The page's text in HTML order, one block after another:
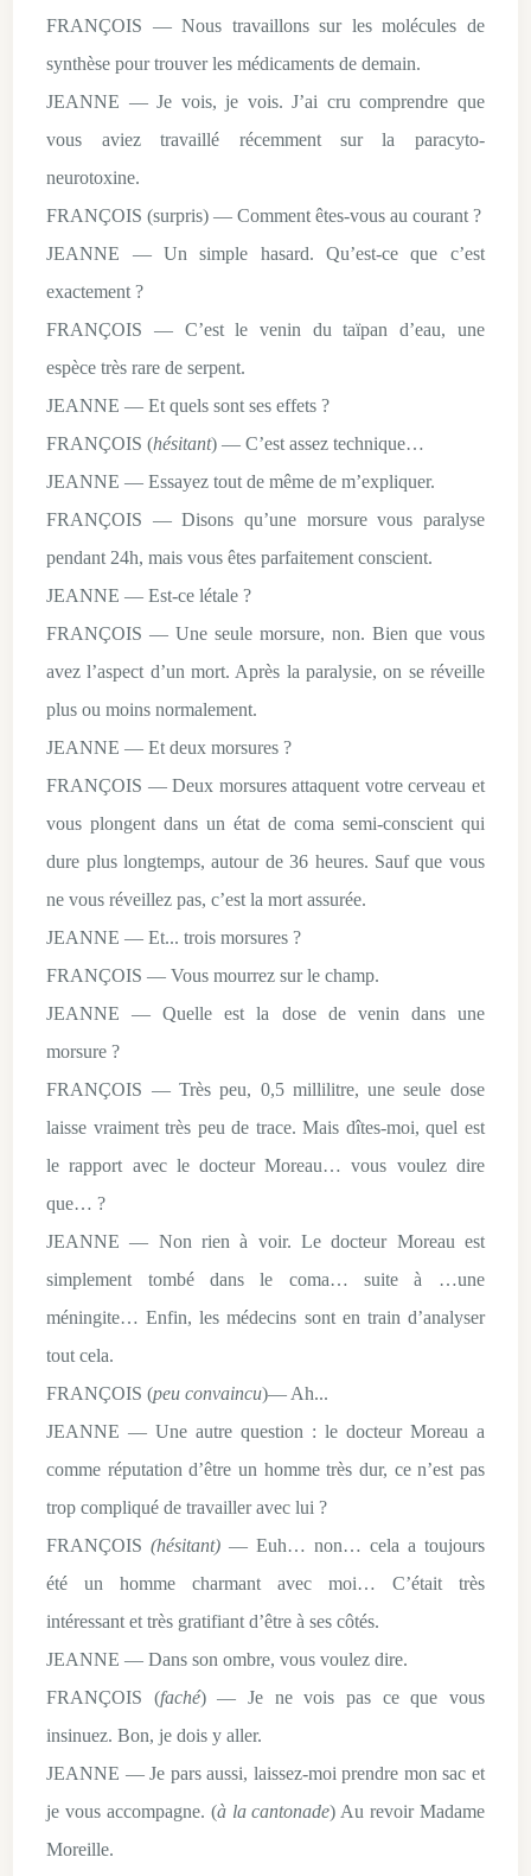
FRANÇOIS — Nous travaillons sur les molécules de
synthèse pour trouver les médicaments de demain.
JEANNE — Je vois, je vois. J’ai cru comprendre que
vous aviez travaillé récemment sur la paracyto-
neurotoxine.
FRANÇOIS (surpris) — Comment êtes-vous au courant ?
JEANNE — Un simple hasard. Qu’est-ce que c’est
exactement ?
FRANÇOIS — C’est le venin du taïpan d’eau, une
espèce très rare de serpent.
JEANNE — Et quels sont ses effets ?
FRANÇOIS (hésitant) — C’est assez technique…
JEANNE — Essayez tout de même de m’expliquer.
FRANÇOIS — Disons qu’une morsure vous paralyse
pendant 24h, mais vous êtes parfaitement conscient.
JEANNE — Est-ce létale ?
FRANÇOIS — Une seule morsure, non. Bien que vous
avez l’aspect d’un mort. Après la paralysie, on se réveille
plus ou moins normalement.
JEANNE — Et deux morsures ?
FRANÇOIS — Deux morsures attaquent votre cerveau et
vous plongent dans un état de coma semi-conscient qui
dure plus longtemps, autour de 36 heures. Sauf que vous
ne vous réveillez pas, c’est la mort assurée.
JEANNE — Et... trois morsures ?
FRANÇOIS — Vous mourrez sur le champ.
JEANNE — Quelle est la dose de venin dans une
morsure ?
FRANÇOIS — Très peu, 0,5 millilitre, une seule dose
laisse vraiment très peu de trace. Mais dîtes-moi, quel est
le rapport avec le docteur Moreau… vous voulez dire
que… ?
JEANNE — Non rien à voir. Le docteur Moreau est
simplement tombé dans le coma… suite à …une
méningite… Enfin, les médecins sont en train d’analyser
tout cela.
FRANÇOIS (peu convaincu)— Ah...
JEANNE — Une autre question : le docteur Moreau a
comme réputation d’être un homme très dur, ce n’est pas
trop compliqué de travailler avec lui ?
FRANÇOIS(hésitant) — Euh… non… cela a toujours
été un homme charmant avec moi… C’était très
intéressant et très gratifiant d’être à ses côtés.
JEANNE — Dans son ombre, vous voulez dire.
FRANÇOIS (faché) — Je ne vois pas ce que vous
insinuez. Bon, je dois y aller.
JEANNE — Je pars aussi, laissez-moi prendre mon sac et
je vous accompagne. (à la cantonade) Au revoir Madame
Moreille.